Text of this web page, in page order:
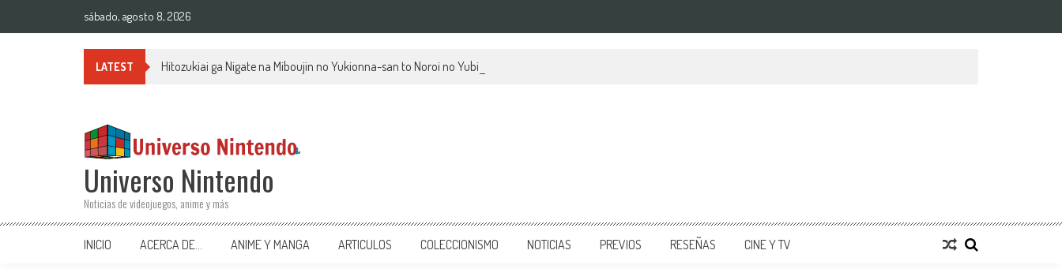
sábado, agosto 8, 2026
LATEST Hitozukiai ga Nigate na Miboujin no Yukionna-san to Noroi no Yubiwa, su mes de estreno y avances
Universo Nintendo
Noticias de videojuegos, anime y más
INICIO ACERCA DE… ANIME Y MANGA ARTICULOS COLECCIONISMO NOTICIAS PREVIOS RESEÑAS CINE Y TV